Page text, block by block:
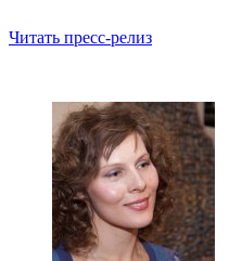
Читать пресс-релиз